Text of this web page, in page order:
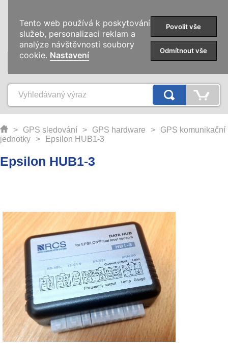
KATEGORIE
> GPS sledování > GPS hardware >
GPS komunikační
jednotky
> Epsilon HUB1-3
Epsilon HUB1-3
Tento web používá k poskytování
služeb, personalizaci reklam a
analýze návštěvnosti soubory
cookie. Nastavení
Povolit vše
Odmítnout vše